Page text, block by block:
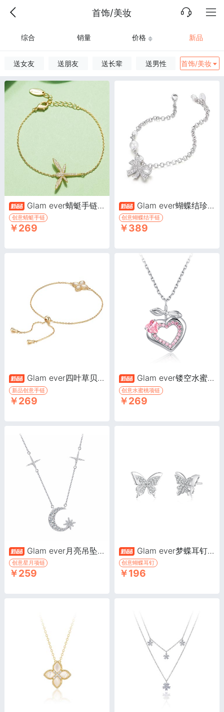
首饰/美妆
综合 销量 价格 新品
送女友 送朋友 送长辈 送男性 首饰/美妆
Glam ever蜻蜓手链银色Dragonfly Bracelet·Collection系列
创意蜻蜓手链
￥269
Glam ever蝴蝶结珍珠吊坠手链·Glover系列
创意蝴蝶结手链
￥389
Glam ever四叶草贝母手链·贝母四叶草系列
新品创意手链
￥269
Glam ever镂空水蜜桃吊坠项链·水蜜桃系列
创意水蜜桃项链
￥269
Glam ever月亮吊坠项链·月亮系列
创意星月项链
￥259
Glam ever梦蝶耳钉·梦蝶系列
创意蝴蝶耳钉
￥196